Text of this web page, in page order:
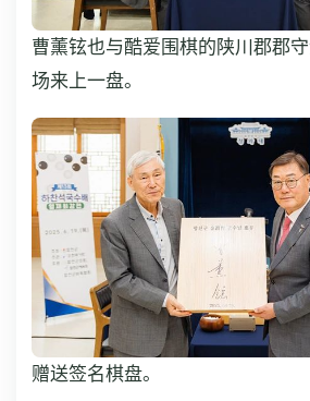
曹薰铉也与酷爱围棋的陕川郡郡
场来上一盘。
赠送签名棋盘。